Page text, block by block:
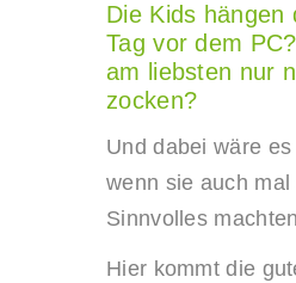
Die Kids hängen
Tag vor dem
am liebsten nur
zocken?
Und dabei wäre
wenn sie auch mal
Sinnvolles
Hier kommt die